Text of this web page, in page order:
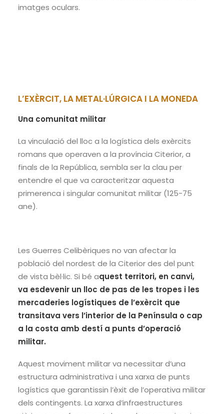
imatges oculars.
L’EXÈRCIT, LA METAL·LÚRGICA I LA MONEDA
Una comunitat militar
La vinculació del lloc a la logística dels exèrcits
romans que operaven a la província Citerior, a
finals de la República, sembla ser la clau per
entendre el que va caracteritzar aquesta
primerenca i singular comunitat militar (125-75
ane).
Les Guerres Celibèriques no van afectar la
població del nordest de la Citerior des del punt
de vista bèl·lic. Si bé aquest territori, en canvi,
va esdevenir un lloc de pas de les tropes i les
mercaderies logístiques de l’exèrcit que
transitava vers l’interior de la Península o cap
a la costa amb destí a punts d’operació
militar.
Aquest moviment militar va necessitar d’una
estructura administrativa i una xarxa de punts
logístics que garantissin l’èxit de l’operativa militar
dels contingents. La xarxa d’infraestructures